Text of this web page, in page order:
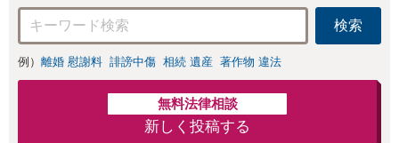
検索
例） 離婚 慰謝料 誹謗中傷 相続 遺産 著作物 違法
無料法律相談
新しく投稿する